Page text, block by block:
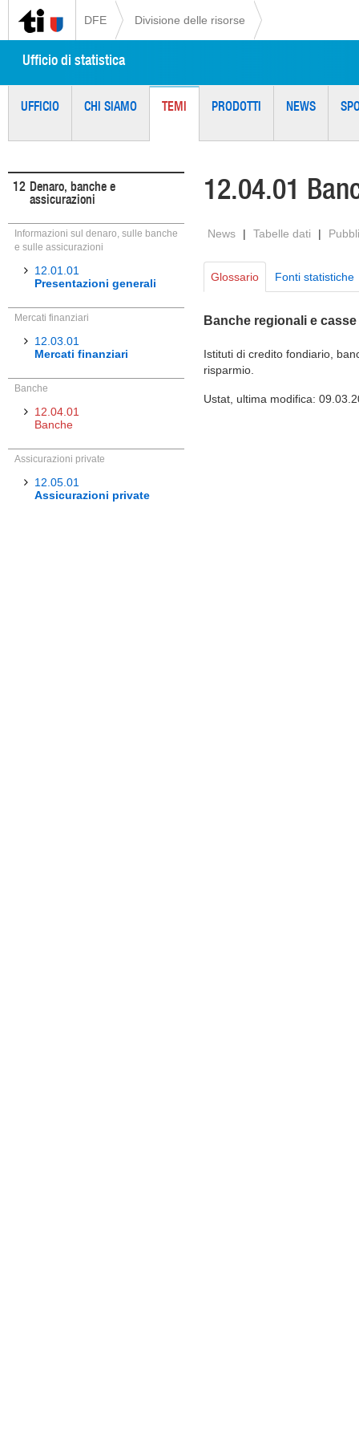
DFE Divisione delle risorse
Ufficio di statistica
UFFICIO CHI SIAMO TEMI PRODOTTI NEWS
12 Denaro, banche e
assicurazioni
Informazioni sul denaro, sulle banche
e sulle assicurazioni
12.01.01
Presentazioni generali
Mercati finanziari
12.03.01
Mercati finanziari
Banche
12.04.01
Banche
Assicurazioni private
12.05.01
Assicurazioni private
12.04.01
News | Tabelle dati |
Glossario Fonti statistiche
Banche regionali e
Istituti di credito fondiario,
risparmio.
Ustat, ultima modifica: